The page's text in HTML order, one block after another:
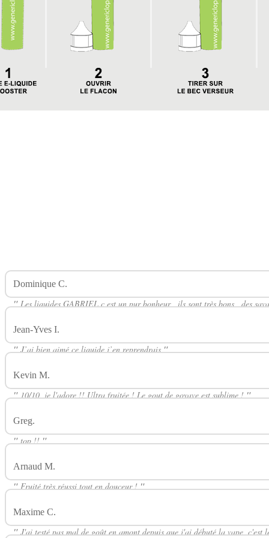
Dominique C.
"Les liquides GABRIEL c est un pur bonheur , ils sont très bons , des
Jean-Yves I.
"J’ai bien aimé ce liquide,j’en reprendrais"
Kevin M.
"10/10, je l'adore !! Ultra fruitée ! Le gout de goyave est sublime !"
Greg.
"top !!"
Arnaud M.
"Fruité très réussi tout en douceur !"
Maxime C.
"J'ai testé pas mal de goût en amont depuis que j'ai débuté la vape,